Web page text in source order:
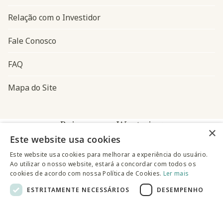
Relação com o Investidor
Fale Conosco
FAQ
Mapa do Site
Baixe o app Westwing
×
Este website usa cookies
Este website usa cookies para melhorar a experiência do usuário.
Ao utilizar o nosso website, estará a concordar com todos os
cookies de acordo com nossa Política de Cookies. Ler mais
ESTRITAMENTE NECESSÁRIOS
DESEMPENHO